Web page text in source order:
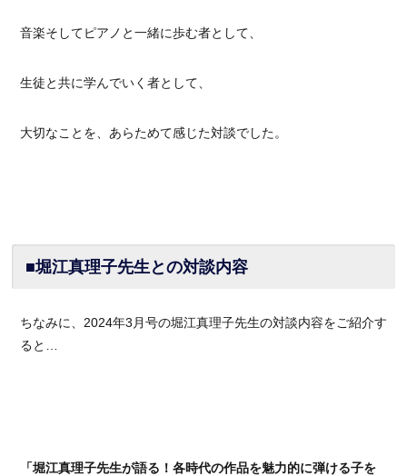
音楽そしてピアノと一緒に歩む者として、
生徒と共に学んでいく者として、
大切なことを、あらためて感じた対談でした。
■堀江真理子先生との対談内容
ちなみに、2024年3月号の堀江真理子先生の対談内容をご紹介す
ると…
「堀江真理子先生が語る！各時代の作品を魅力的に弾ける子を